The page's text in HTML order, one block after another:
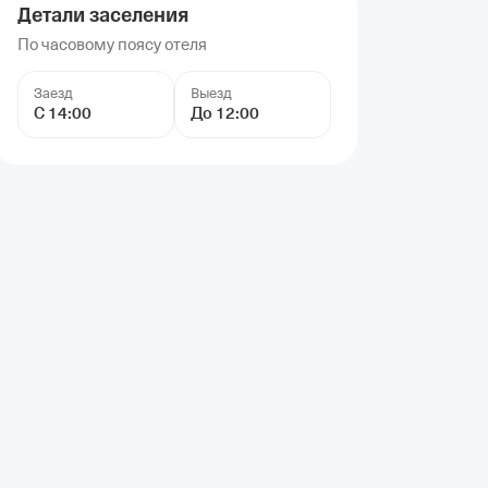
Детали заселения
По часовому поясу отеля
Заезд
С 14:00
Выезд
До 12:00